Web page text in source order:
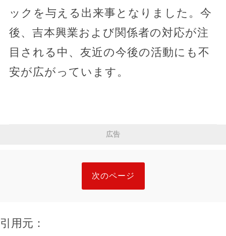
ックを与える出来事となりました。今
後、吉本興業および関係者の対応が注
目される中、友近の今後の活動にも不
安が広がっています。
広告
次のページ
引用元：